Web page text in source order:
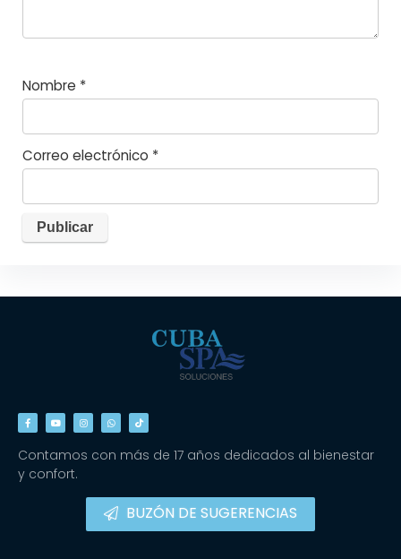
Nombre *
Correo electrónico *
Contamos con más de 17 años dedicados al bienestar
y confort.
BUZÓN DE SUGERENCIAS